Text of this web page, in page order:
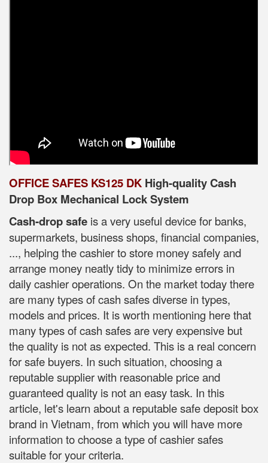
OFFICE SAFES KS125 DK High-quality Cash
Drop Box Mechanical Lock System
Cash-drop safe is a very useful device for banks,
supermarkets, business shops, financial companies,
..., helping the cashier to store money safely and
arrange money neatly tidy to minimize errors in
daily cashier operations. On the market today there
are many types of cash safes diverse in types,
models and prices. It is worth mentioning here that
many types of cash safes are very expensive but
the quality is not as expected. This is a real concern
for safe buyers. In such situation, choosing a
reputable supplier with reasonable price and
guaranteed quality is not an easy task. In this
article, let's learn about a reputable safe deposit box
brand in Vietnam, from which you will have more
information to choose a type of cashier safes
suitable for your criteria.